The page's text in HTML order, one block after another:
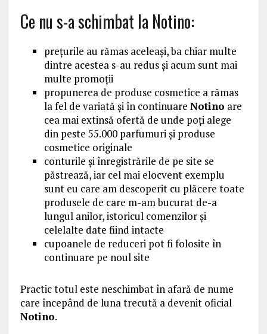
Ce nu s-a schimbat la Notino:
prețurile au rămas aceleași, ba chiar multe
dintre acestea s-au redus și acum sunt mai
multe promoții
propunerea de produse cosmetice a rămas
la fel de variată și în continuare Notino are
cea mai extinsă ofertă de unde poți alege
din peste 55.000 parfumuri și produse
cosmetice originale
conturile și înregistrările de pe site se
păstrează, iar cel mai elocvent exemplu
sunt eu care am descoperit cu plăcere toate
produsele de care m-am bucurat de-a
lungul anilor, istoricul comenzilor și
celelalte date fiind intacte
cupoanele de reduceri pot fi folosite în
continuare pe noul site
Practic totul este neschimbat în afară de nume
care începând de luna trecută a devenit oficial
Notino.